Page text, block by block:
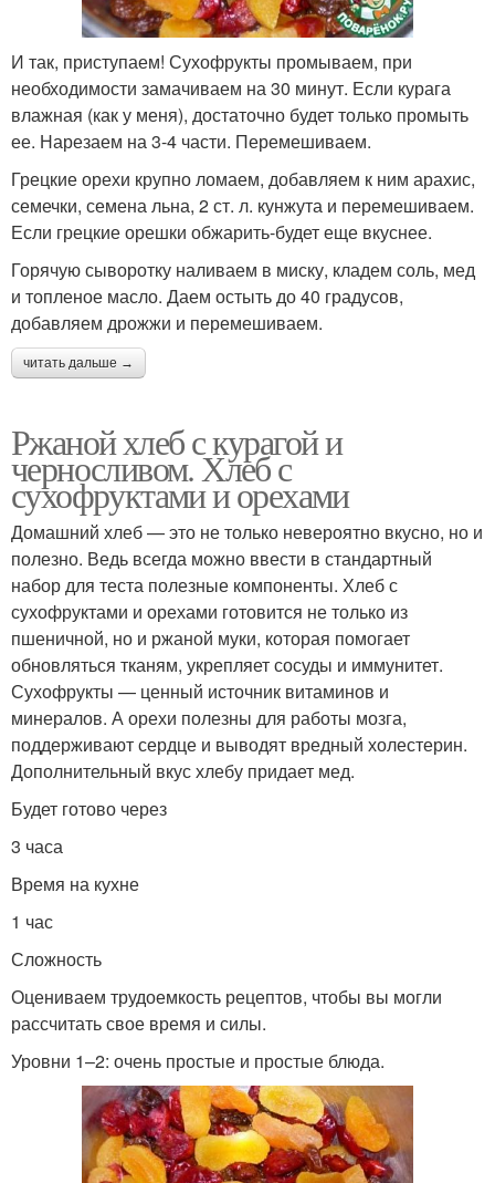
И так, приступаем! Сухофрукты промываем, при
необходимости замачиваем на 30 минут. Если курага
влажная (как у меня), достаточно будет только промыть
ее. Нарезаем на 3-4 части. Перемешиваем.
Грецкие орехи крупно ломаем, добавляем к ним арахис,
семечки, семена льна, 2 ст. л. кунжута и перемешиваем.
Если грецкие орешки обжарить-будет еще вкуснее.
Горячую сыворотку наливаем в миску, кладем соль, мед
и топленое масло. Даем остыть до 40 градусов,
добавляем дрожжи и перемешиваем.
читать дальше →
Ржаной хлеб с курагой и
черносливом. Хлеб с
сухофруктами и орехами
Домашний хлеб — это не только невероятно вкусно, но и
полезно. Ведь всегда можно ввести в стандартный
набор для теста полезные компоненты. Хлеб с
сухофруктами и орехами готовится не только из
пшеничной, но и ржаной муки, которая помогает
обновляться тканям, укрепляет сосуды и иммунитет.
Сухофрукты — ценный источник витаминов и
минералов. А орехи полезны для работы мозга,
поддерживают сердце и выводят вредный холестерин.
Дополнительный вкус хлебу придает мед.
Будет готово через
3 часа
Время на кухне
1 час
Сложность
Оцениваем трудоемкость рецептов, чтобы вы могли
рассчитать свое время и силы.
Уровни 1–2: очень простые и простые блюда.